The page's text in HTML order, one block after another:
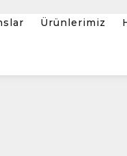
Ürünlerimiz